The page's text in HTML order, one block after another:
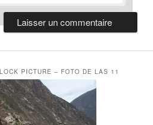
PICTURE – FOTO DE LAS 11